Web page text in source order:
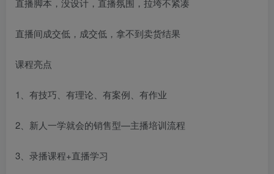
直播脚本，没设计，直播氛围，拉垮不紧凑
直播间成交低，成交低，拿不到卖货结果
课程亮点
1、有技巧、有理论、有案例、有作业
2、新人一学就会的销售型—主播培训流程
3、录播课程+直播学习